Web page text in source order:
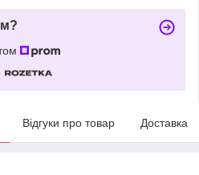
Відгуки про товар Доставка